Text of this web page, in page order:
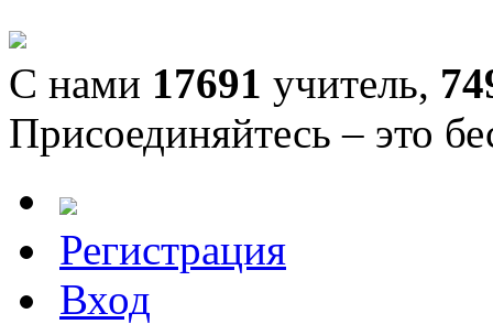
С нами 17691 учитель,
Присоединяйтесь – это
Регистрация
Вход